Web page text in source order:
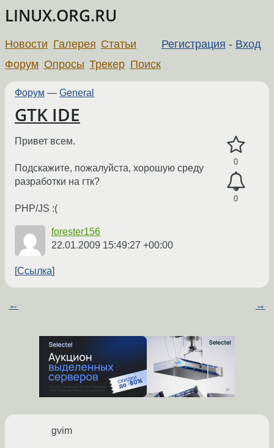
LINUX.ORG.RU
Регистрация - Вход
Новости Галерея Статьи
Форум Опросы Трекер Поиск
Форум — General
GTK IDE
0
0
Привет всем.
Подскажите, пожалуйста, хорошую среду
разработки на гтк?
PHP/JS :(
forester156
22.01.2009 15:49:27 +00:00
Ссылка
← →
gvim